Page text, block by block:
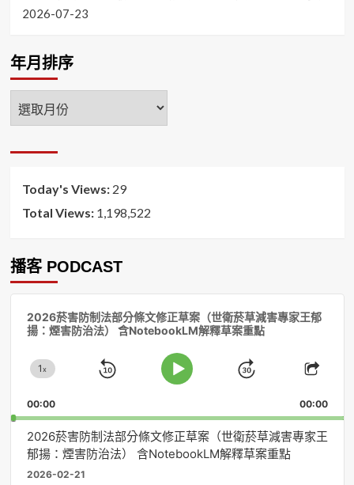
2026-07-23
年月排序
年
月
Today's Views: 29
Total Views: 1,198,522
播客 PODCAST
2026菸害防制法部分條文修正草案（世衛菸草減害專家王郁
揚：煙害防治法） 含NotebookLM解釋草案重點
Change
Rate
1x
Skip
Play
Jump
Forward
Share
00:00 00:00
2026菸害防制法部分條文修正草案（世衛菸草減害專家王
郁揚：煙害防治法） 含NotebookLM解釋草案重點
2026-02-21